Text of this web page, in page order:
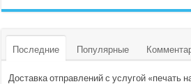
Последние Популярные
Доставка отправлений с услугой «печать